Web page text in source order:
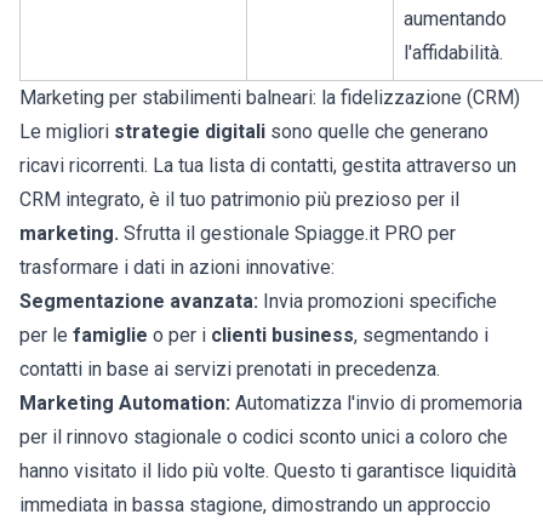
aumentando
l'affidabilità.
Marketing per stabilimenti balneari: la fidelizzazione (CRM)
Le migliori strategie digitali sono quelle che generano
ricavi ricorrenti. La tua lista di contatti, gestita attraverso un
CRM integrato, è il tuo patrimonio più prezioso per il
marketing. Sfrutta il gestionale Spiagge.it PRO per
trasformare i dati in azioni innovative:
Segmentazione avanzata: Invia promozioni specifiche
per le famiglie o per i clienti business, segmentando i
contatti in base ai servizi prenotati in precedenza.
Marketing Automation: Automatizza l'invio di promemoria
per il rinnovo stagionale o codici sconto unici a coloro che
hanno visitato il lido più volte. Questo ti garantisce liquidità
immediata in bassa stagione, dimostrando un approccio